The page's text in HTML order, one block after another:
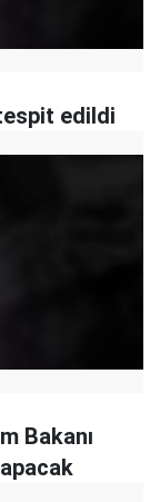
edildi
Bakanı